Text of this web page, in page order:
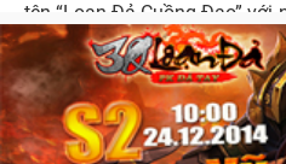
tên “Loạn Đả Cuồng Đao”
và mới lạ.